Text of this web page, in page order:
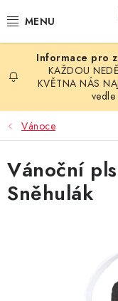
na
OSLAVA
STYLOVÁ PARTY
DEKORACE A
BALÓNKY
SVATEBNÍ
KAŽDOU
KVĚTNA NÁS
Vánoce
Vánoční
Sněhulák